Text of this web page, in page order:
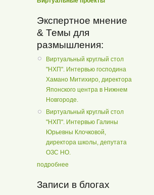
Экспертное мнение
& Темы для
размышления:
Виртуальный круглый стол
"НХП". Интервью господина
Хамано Митихиро, директора
Японского центра в Нижнем
Новгороде.
Виртуальный круглый стол
"НХП". Интервью Галины
Юрьевны Клочковой,
директора школы, депутата
ОЗС НО.
подробнее
Записи в блогах